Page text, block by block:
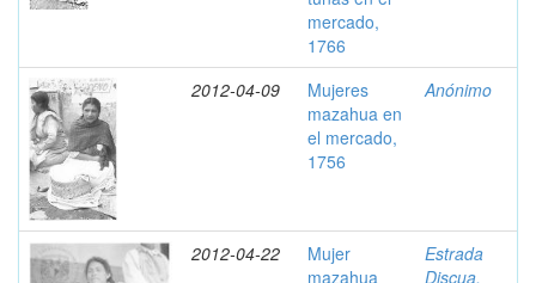
mercado,
1766
2012-04-09
Mujeres
mazahua en
el mercado,
1756
Anónimo
2012-04-22
Mujer
mazahua
Estrada
Discua,